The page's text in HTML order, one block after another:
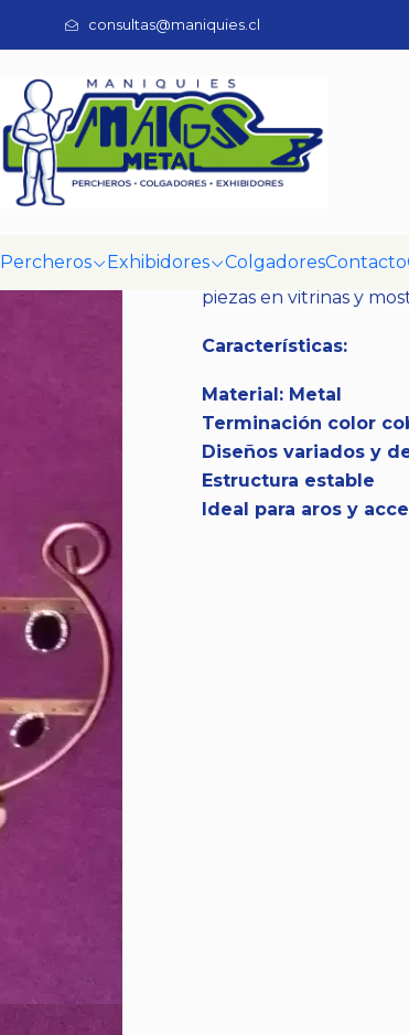
Percheros Exhibidores ColgadoresContacto
consultas@maniquies.cl
Exhibidores de vitrina Exhibidor De Aros
|
Exhibidor De
Mostrar stock de
Soporte de exhibición
piezas en vitrinas y
Características:
Material: Metal
Terminación color
Diseños variados y
Estructura estable
Ideal para aros y